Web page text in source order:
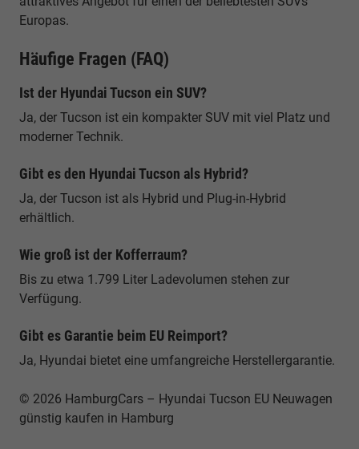
Europas.
Häufige Fragen (FAQ)
Ist der Hyundai Tucson ein SUV?
Ja, der Tucson ist ein kompakter SUV mit viel Platz und
moderner Technik.
Gibt es den Hyundai Tucson als Hybrid?
Ja, der Tucson ist als Hybrid und Plug-in-Hybrid
erhältlich.
Wie groß ist der Kofferraum?
Bis zu etwa 1.799 Liter Ladevolumen stehen zur
Verfügung.
Gibt es Garantie beim EU Reimport?
Ja, Hyundai bietet eine umfangreiche Herstellergarantie.
© 2026 HamburgCars – Hyundai Tucson EU Neuwagen
günstig kaufen in Hamburg